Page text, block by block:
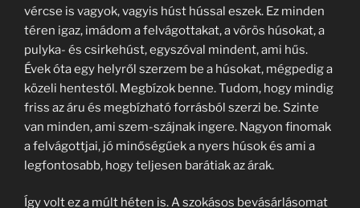
vércse is vagyok, vagyis húst hússal eszek. Ez minden
téren igaz, imádom a felvágottakat, a vörös húsokat, a
pulyka- és csirkehúst, egyszóval mindent, ami hűs.
Évek óta egy helyről szerzem be a húsokat, mégpedig a
közeli hentestől. Megbízok benne. Tudom, hogy mindig
friss az áru és megbízható forrásból szerzi be. Szinte
van minden, ami szem-szájnak ingere. Nagyon finomak
a felvágottjai, jó minőségűek a nyers húsok és ami a
legfontosabb, hogy teljesen barátiak az árak.
Így volt ez a múlt héten is. A szokásos bevásárlásomat